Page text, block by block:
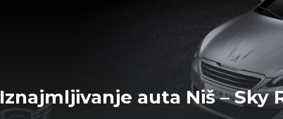
Iznajmljivanje auta Niš – Sky